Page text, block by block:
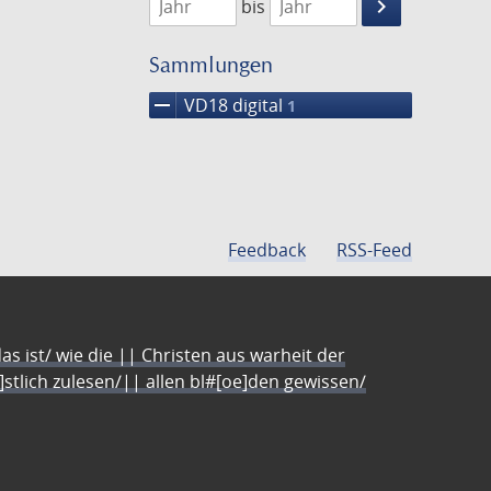
bis
keyboard_arrow_right
Suche
Sammlungen
remove VD18 digital 1
Feedback RSS-Feed
ist/ wie die || Christen aus warheit der
zulesen/|| allen bl#[oe]den gewissen/